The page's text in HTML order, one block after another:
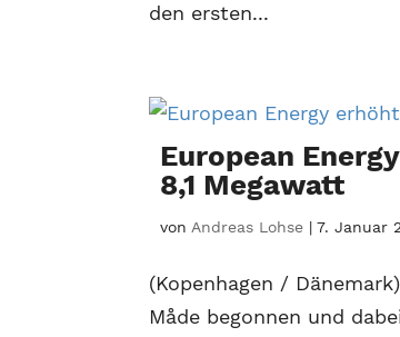
den ersten...
European
8,1 Megawatt
vonAndreas Lohse |7. Januar
(Kopenhagen /
Måde begonnen und